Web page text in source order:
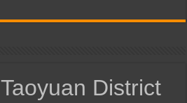
Taoyuan District